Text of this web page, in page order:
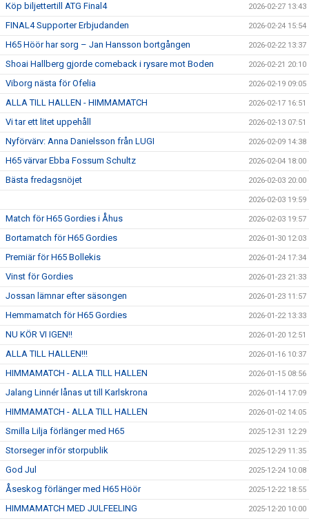
Köp biljettertill ATG Final4 2026-02-27 13:43
FINAL4 Supporter Erbjudanden 2026-02-24 15:54
H65 Höör har sorg – Jan Hansson bortgången 2026-02-22 13:37
Shoai Hallberg gjorde comeback i rysare mot Boden 2026-02-21 20:10
Viborg nästa för Ofelia 2026-02-19 09:05
ALLA TILL HALLEN - HIMMAMATCH 2026-02-17 16:51
Vi tar ett litet uppehåll 2026-02-13 07:51
Nyförvärv: Anna Danielsson från LUGI 2026-02-09 14:38
H65 värvar Ebba Fossum Schultz 2026-02-04 18:00
Bästa fredagsnöjet 2026-02-03 20:00
2026-02-03 19:59
Match för H65 Gordies i Åhus 2026-02-03 19:57
Bortamatch för H65 Gordies 2026-01-30 12:03
Premiär för H65 Bollekis 2026-01-24 17:34
Vinst för Gordies 2026-01-23 21:33
Jossan lämnar efter säsongen 2026-01-23 11:57
Hemmamatch för H65 Gordies 2026-01-22 13:33
NU KÖR VI IGEN!! 2026-01-20 12:51
ALLA TILL HALLEN!!! 2026-01-16 10:37
HIMMAMATCH - ALLA TILL HALLEN 2026-01-15 08:56
Jalang Linnér lånas ut till Karlskrona 2026-01-14 17:09
HIMMAMATCH - ALLA TILL HALLEN 2026-01-02 14:05
Smilla Lilja förlänger med H65 2025-12-31 12:29
Storseger inför storpublik 2025-12-29 11:35
God Jul 2025-12-24 10:08
Åseskog förlänger med H65 Höör 2025-12-22 18:55
HIMMAMATCH MED JULFEELING 2025-12-20 10:00